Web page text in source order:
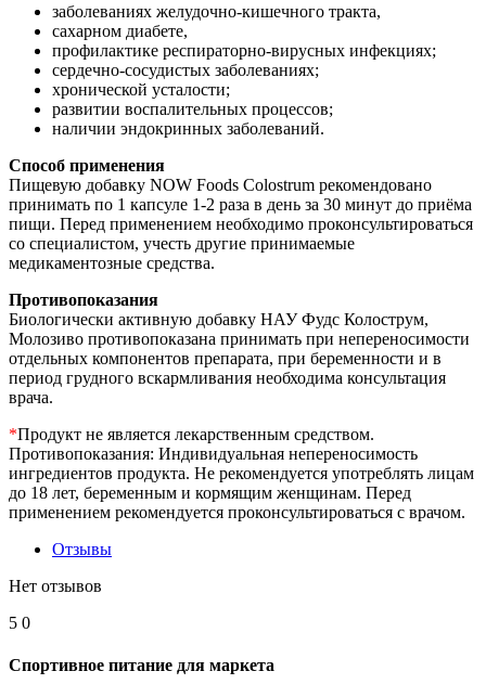
заболеваниях желудочно-кишечного тракта,
сахарном диабете,
профилактике респираторно-вирусных инфекциях;
сердечно-сосудистых заболеваниях;
хронической усталости;
развитии воспалительных процессов;
наличии эндокринных заболеваний.
Способ применения
Пищевую добавку NOW Foods Colostrum рекомендовано
принимать по 1 капсуле 1-2 раза в день за 30 минут до приёма
пищи. Перед применением необходимо проконсультироваться
со специалистом, учесть другие принимаемые
медикаментозные средства.
Противопоказания
Биологически активную добавку НАУ Фудс Колострум,
Молозиво противопоказана принимать при непереносимости
отдельных компонентов препарата, при беременности и в
период грудного вскармливания необходима консультация
врача.
*Продукт не является лекарственным средством.
Противопоказания: Индивидуальная непереносимость
ингредиентов продукта. Не рекомендуется употреблять лицам
до 18 лет, беременным и кормящим женщинам. Перед
применением рекомендуется проконсультироваться с врачом.
Отзывы
Нет отзывов
5 0
Спортивное питание для маркета